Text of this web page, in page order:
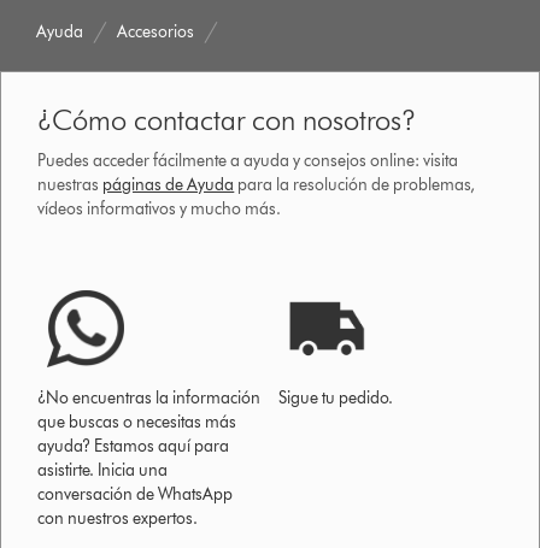
Ayuda Accesorios
¿Cómo contactar con nosotros?
Puedes acceder fácilmente a ayuda y consejos online: visita
nuestras páginas de Ayuda para la resolución de problemas,
vídeos informativos y mucho más.
¿No encuentras la información
que buscas o necesitas más
ayuda? Estamos aquí para
asistirte. Inicia una
conversación de WhatsApp
con nuestros expertos.
Sigue tu pedido.